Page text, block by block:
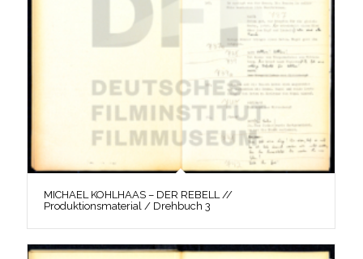
MICHAEL KOHLHAAS – DER REBELL //
Produktionsmaterial / Drehbuch 3